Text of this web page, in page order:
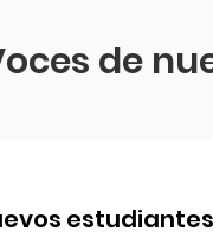
de
estudiantes